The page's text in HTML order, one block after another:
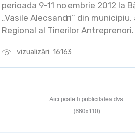
vizualizări: 16163
perioada 9-11 noiembrie 2012 la
„Vasile Alecsandri” din
Regional al Tinerilor Antreprenori.